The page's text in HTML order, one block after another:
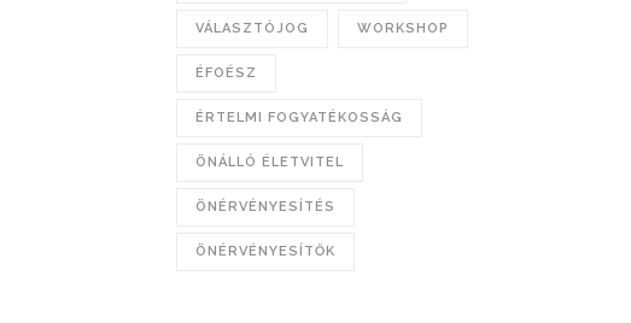
VÁLASZTÓJOG WORKSHOP
ÉFOÉSZ
ÉRTELMI FOGYATÉKOSSÁG
ÖNÁLLÓ ÉLETVITEL
ÖNÉRVÉNYESÍTÉS
ÖNÉRVÉNYESÍTŐK